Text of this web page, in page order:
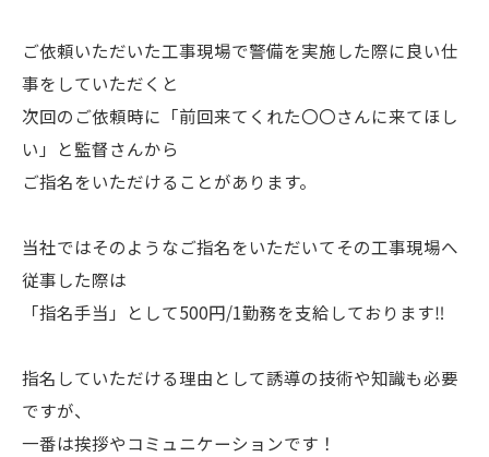
ご依頼いただいた工事現場で警備を実施した際に良い仕
事をしていただくと
次回のご依頼時に「前回来てくれた〇〇さんに来てほし
い」と監督さんから
ご指名をいただけることがあります。
当社ではそのようなご指名をいただいてその工事現場へ
従事した際は
「指名手当」として500円/1勤務を支給しております‼
指名していただける理由として誘導の技術や知識も必要
ですが、
一番は挨拶やコミュニケーションです！